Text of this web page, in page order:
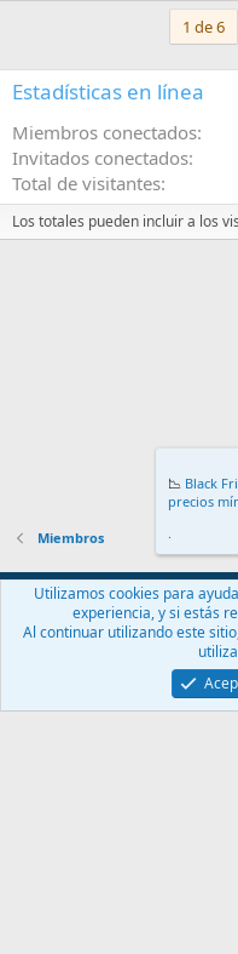
1 de 6
Estadísticas en línea
Miembros conectados
Invitados conectados
Total de visitantes
Los totales pueden incluir a los
Miembros
Español (ES)
Contáctanos
Términos y
Community platform by XenForo®
📉 Black
precios
.
Utilizamos cookies para
experiencia, y si estás
Al continuar utilizando este